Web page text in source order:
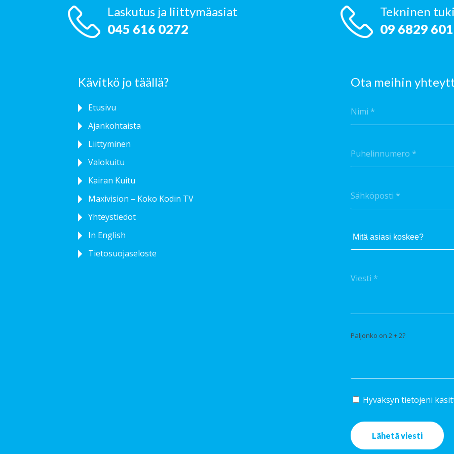
Laskutus ja liittymäasiat
045 616 0272
Tekninen tuki
09 6829
Kävitkö jo täällä?
Etusivu
Ajankohtaista
Liittyminen
Valokuitu
Kairan Kuitu
Maxivision – Koko Kodin TV
Yhteystiedot
In English
Tietosuojaseloste
Ota meihin
Paljonko on 2 + 2?
Hyväksyn tietojeni